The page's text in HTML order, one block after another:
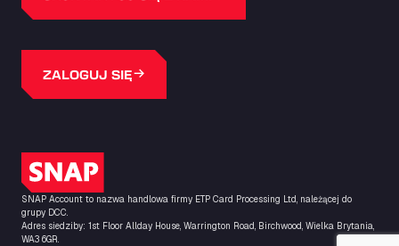
Basiq Truck Cleaning Amsterdam
Basiq Truck Cleaning Echt
Bathgate Truck & Car Wash
16 Inchmuir Road, EH48 2EP
Batim Truckstop
Lar Bck Z 7 Mennen, 8930
ZALOGUJ SIĘ
Logo SNAP
SNAP Account to nazwa handlowa firmy ETP Card Processing Ltd, należącej do
grupy DCC.
Adres siedziby: 1st Floor Allday House, Warrington Road, Birchwood, Wielka Brytania,
WA3 6GR.